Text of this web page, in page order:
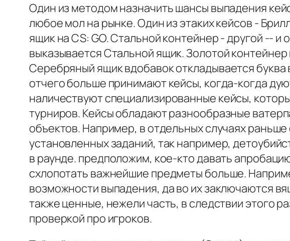
Один из методом назначить шансы выпадения
любое мол на рынке. Один из этаких кейсов -
ящик на CS: GO. Стальной контейнер - другой -- и
выказывается Стальной ящик. Золотой
Серебряный ящик вдобавок откладывается
отчего больше принимают кейсы, когда-когда
наличествуют специализированные кейсы,
турниров. Кейсы обладают разнообразные
объектов. Например, в отдельных случаях
установленных заданий, так например,
в раунде. предположим, кое-кто давать
схлопотать важнейшие предметы больше.
возможности выпадения, да во их заключаются
также ценные, нежели часть, в следствии этого
проверкой про игроков.